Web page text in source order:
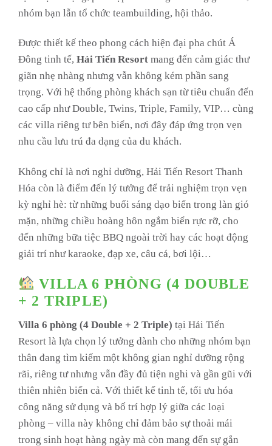
nhóm bạn lẫn tổ chức teambuilding, hội thảo.
Được thiết kế theo phong cách hiện đại pha chút Á
Đông tinh tế, Hải Tiến Resort mang đến cảm giác thư
giãn nhẹ nhàng nhưng vẫn không kém phần sang
trọng. Với hệ thống phòng khách sạn từ tiêu chuẩn đến
cao cấp như Double, Twins, Triple, Family, VIP… cùng
các villa riêng tư bên biển, nơi đây đáp ứng trọn vẹn
nhu cầu lưu trú đa dạng của du khách.
Không chỉ là nơi nghỉ dưỡng, Hải Tiến Resort Thanh
Hóa còn là điểm đến lý tưởng để trải nghiệm trọn vẹn
kỳ nghỉ hè: từ những buổi sáng dạo biển trong làn gió
mặn, những chiều hoàng hôn ngắm biển rực rỡ, cho
đến những bữa tiệc BBQ ngoài trời hay các hoạt động
giải trí như karaoke, đạp xe, câu cá, bơi lội…
VILLA 6 PHÒNG (4 DOUBLE
+ 2 TRIPLE)
Villa 6 phòng (4 Double + 2 Triple) tại Hải Tiến
Resort là lựa chọn lý tưởng dành cho những nhóm bạn
thân đang tìm kiếm một không gian nghỉ dưỡng rộng
rãi, riêng tư nhưng vẫn đầy đủ tiện nghi và gần gũi với
thiên nhiên biển cả. Với thiết kế tinh tế, tối ưu hóa
công năng sử dụng và bố trí hợp lý giữa các loại
phòng – villa này không chỉ đảm bảo sự thoải mái
trong sinh hoạt hàng ngày mà còn mang đến sự gắn